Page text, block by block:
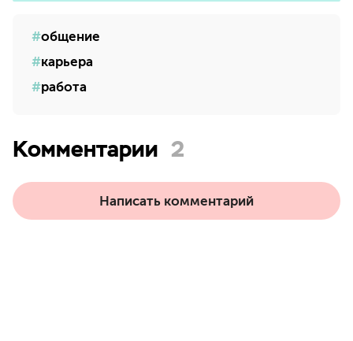
общение
карьера
работа
Комментарии 2
Написать комментарий